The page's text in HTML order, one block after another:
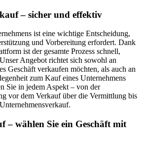
– sicher und effektiv
ist eine wichtige Entscheidung,
und Vorbereitung erfordert. Dank
ist der gesamte Prozess schnell,
Angebot richtet sich sowohl an
Geschäft verkaufen möchten, als auch an
zum Kauf eines Unternehmens
Sie in jedem Aspekt – von der
vor dem Verkauf über die Vermittlung bis
– wählen Sie ein Geschäft mit